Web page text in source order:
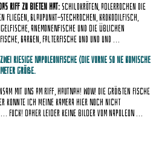
Riff zu bieten hat:Schildkröten, Adlerrochen die
fliegen, Blaupunkt-Stechrochen, Krokodilfisch,
Anemonenfische und die üblichen
Barben, Falterfische und und und …
riesige Napoleonfische (die vorne so ne komische
Größe.
mit uns am Riff, hautnah! Wow! Die größten Fische
konnte ich meine Kamera hier noch nicht
Daher leider keine Bilder vom Napoleon …